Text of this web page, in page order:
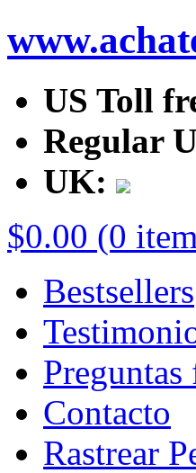
US Toll
Regular
UK:
$0.00 (0
Bestsellers
Preguntas
Contacto
Rastrear